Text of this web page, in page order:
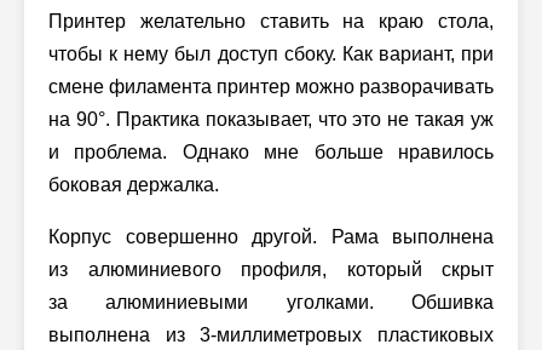
Принтер желательно ставить на краю стола,
чтобы к нему был доступ сбоку. Как вариант, при
смене филамента принтер можно разворачивать
на 90°. Практика показывает, что это не такая уж
и проблема. Однако мне больше нравилось
боковая держалка.
Корпус совершенно другой. Рама выполнена
из алюминиевого профиля, который скрыт
за алюминиевыми уголками. Обшивка
выполнена из 3-миллиметровых пластиковых